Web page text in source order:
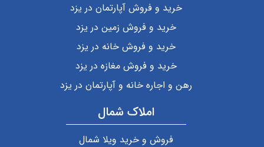
خرید و فروش آپارتمان در یزد
خرید و فروش زمین در یزد
خرید و فروش خانه در یزد
خرید و فروش مغازه در یزد
رهن و اجاره خانه و آپارتمان در یزد
املاک شمال
فروش و خرید ویلا شمال